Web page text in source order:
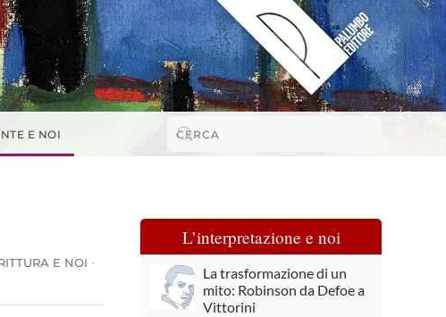
E NOI
E NOI ·
L’interpretazione e noi
La trasformazione di un
mito: Robinson da Defoe a
Vittorini